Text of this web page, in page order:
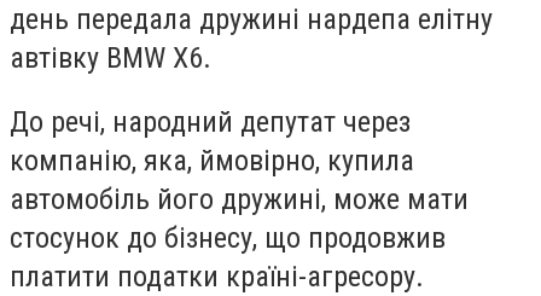
день передала дружині нардепа елітну
автівку BMW X6.
До речі, народний депутат через
компанію, яка, ймовірно, купила
автомобіль його дружині, може мати
стосунок до бізнесу, що продовжив
платити податки країні-агресору.